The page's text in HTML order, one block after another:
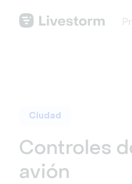
Ciudad
Controles
avión